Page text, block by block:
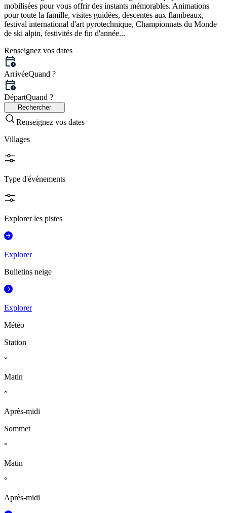
mobilisées pour vous offrir des instants mémorables. Animations
pour toute la famille, visites guidées, descentes aux flambeaux,
festival international d'art pyrotechnique, Championnats du Monde
de ski alpin, festivités de fin d'année...
Renseignez vos dates
ArrivéeQuand ?
DépartQuand ?
Rechercher
Renseignez vos dates
Villages
Type d'événements
Explorer les pistes
Explorer
Bulletins neige
Explorer
Météo
Station
°
Matin
°
Après-midi
Sommet
°
Matin
°
Après-midi